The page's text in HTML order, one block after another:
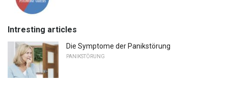
Intresting articles
Die Symptome der Panikstörung
PANIKSTÖRUNG